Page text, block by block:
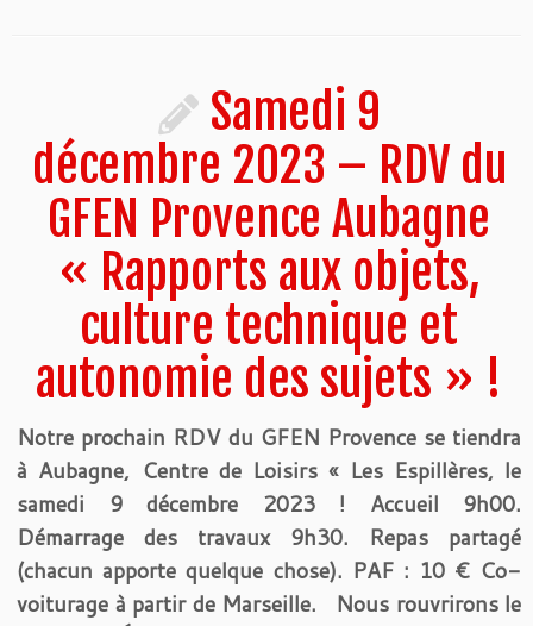
Samedi 9
décembre 2023 – RDV du
GFEN Provence Aubagne
« Rapports aux objets,
culture technique et
autonomie des sujets » !
Notre prochain RDV du GFEN Provence se tiendra
à Aubagne, Centre de Loisirs « Les Espillères, le
samedi 9 décembre 2023 ! Accueil 9h00.
Démarrage des travaux 9h30. Repas partagé
(chacun apporte quelque chose). PAF : 10 € Co-
voiturage à partir de Marseille. Nous rouvrirons le